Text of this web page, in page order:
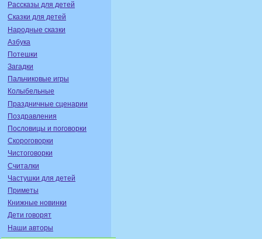
Рассказы для детей
Сказки для детей
Народные сказки
Азбука
Потешки
Загадки
Пальчиковые игры
Колыбельные
Праздничные сценарии
Поздравления
Пословицы и поговорки
Скороговорки
Чистоговорки
Считалки
Частушки для детей
Приметы
Книжные новинки
Дети говорят
Наши авторы